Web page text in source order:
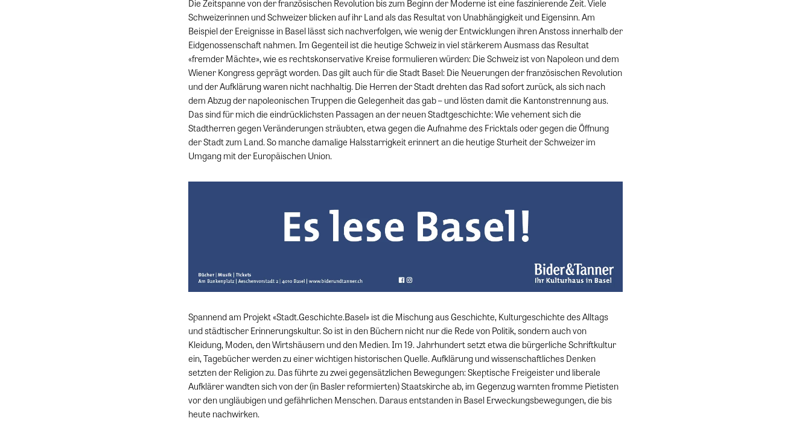
Die Zeitspanne von der französischen Revolution bis zum Beginn der Moderne ist eine faszinierende Zeit. Viele
Schweizerinnen und Schweizer blicken auf ihr Land als das Resultat von Unabhängigkeit und Eigensinn. Am
Beispiel der Ereignisse in Basel lässt sich nachverfolgen, wie wenig der Entwicklungen ihren Anstoss innerhalb der
Eidgenossenschaft nahmen. Im Gegenteil ist die heutige Schweiz in viel stärkerem Ausmass das Resultat
«fremder Mächte», wie es rechtskonservative Kreise formulieren würden: Die Schweiz ist von Napoleon und dem
Wiener Kongress geprägt worden. Das gilt auch für die Stadt Basel: Die Neuerungen der französischen Revolution
und der Aufklärung waren nicht nachhaltig. Die Herren der Stadt drehten das Rad sofort zurück, als sich nach
dem Abzug der napoleonischen Truppen die Gelegenheit das gab – und lösten damit die Kantonstrennung aus.
Das sind für mich die eindrücklichsten Passagen an der neuen Stadtgeschichte: Wie vehement sich die
Stadtherren gegen Veränderungen sträubten, etwa gegen die Aufnahme des Fricktals oder gegen die Öffnung
der Stadt zum Land. So manche damalige Halsstarrigkeit erinnert an die heutige Sturheit der Schweizer im
Umgang mit der Europäischen Union.
Spannend am Projekt «Stadt.Geschichte.Basel» ist die Mischung aus Geschichte, Kulturgeschichte des Alltags
und städtischer Erinnerungskultur. So ist in den Büchern nicht nur die Rede von Politik, sondern auch von
Kleidung, Moden, den Wirtshäusern und den Medien. Im 19. Jahrhundert setzt etwa die bürgerliche Schriftkultur
ein, Tagebücher werden zu einer wichtigen historischen Quelle. Aufklärung und wissenschaftliches Denken
setzten der Religion zu. Das führte zu zwei gegensätzlichen Bewegungen: Skeptische Freigeister und liberale
Aufklärer wandten sich von der (in Basler reformierten) Staatskirche ab, im Gegenzug warnten fromme Pietisten
vor den ungläubigen und gefährlichen Menschen. Daraus entstanden in Basel Erweckungsbewegungen, die bis
heute nachwirken.